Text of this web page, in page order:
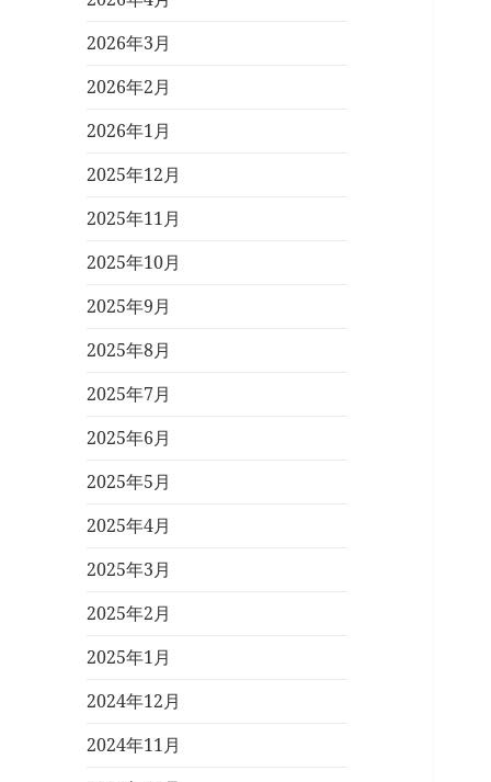
2026年3月
2026年2月
2026年1月
2025年12月
2025年11月
2025年10月
2025年9月
2025年8月
2025年7月
2025年6月
2025年5月
2025年4月
2025年3月
2025年2月
2025年1月
2024年12月
2024年11月